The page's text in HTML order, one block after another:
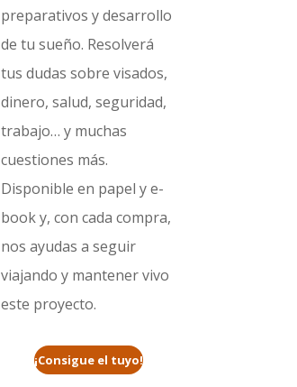
preparativos y desarrollo
de tu sueño. Resolverá
tus dudas sobre visados,
dinero, salud, seguridad,
trabajo… y muchas
cuestiones más.
Disponible en papel y e-
book y, con cada compra,
nos ayudas a seguir
viajando y mantener vivo
este proyecto.
¡Consigue el tuyo!